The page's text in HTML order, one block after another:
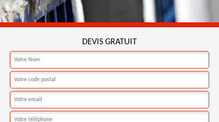
DEVIS GRATUIT